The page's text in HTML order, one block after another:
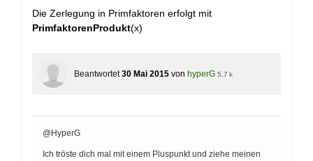
Die Zerlegung in Primfaktoren erfolgt mit
PrimfaktorenProdukt(x)
Beantwortet 30 Mai 2015 von hyperG 5,7 k
@HyperG
Ich tröste dich mal mit einem Pluspunkt und ziehe meinen